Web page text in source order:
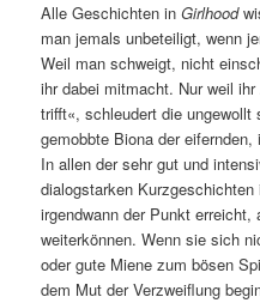
Alle Geschichten inGirlhood
man jemals unbeteiligt, wenn
Weil man schweigt, nicht
ihr dabei mitmacht. Nur weil
trifft«, schleudert die ungewollt
gemobbte Biona der
In allen der sehr gut und
dialogstarken
irgendwann der Punkt
weiterkönnen. Wenn sie sich
oder gute Miene zum bösen
dem Mut der Verzweiflung